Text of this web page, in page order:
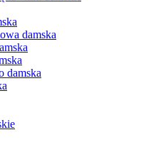
damska
damska